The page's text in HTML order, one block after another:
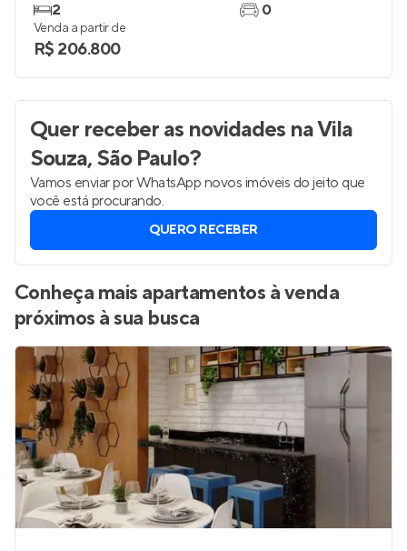
2
0
Venda a partir de
R$ 206.800
Quer receber as novidades na Vila
Souza, São Paulo?
Vamos enviar por WhatsApp novos imóveis do jeito que
você está procurando.
QUERO RECEBER
Conheça mais apartamentos à venda
próximos à sua busca